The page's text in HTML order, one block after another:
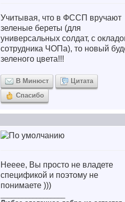
Учитывая, что в ФССП вручают
зеленые береты (для
универсальных солдат, с
сотрудника ЧОПа), то новый
зеленого цвета!!!
В Минюст
Цитата
Спасибо
Нееее, Вы просто не владете
спецификой и поэтому не
понимаете )))